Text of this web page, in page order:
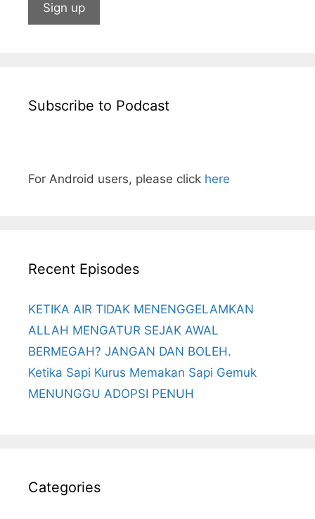
Subscribe to Podcast
For Android users, please click here
Recent Episodes
KETIKA AIR TIDAK MENENGGELAMKAN
ALLAH MENGATUR SEJAK AWAL
BERMEGAH? JANGAN DAN BOLEH.
Ketika Sapi Kurus Memakan Sapi Gemuk
MENUNGGU ADOPSI PENUH
Categories